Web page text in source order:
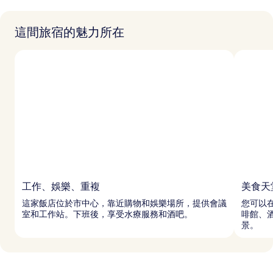
這間旅宿的魅力所在
工作、娛樂、重複
這家飯店位於市中心，靠近購物和娛樂場所，提供會議
室和工作站。下班後，享受水療服務和酒吧。
美食天
您可以
啡館、
景。